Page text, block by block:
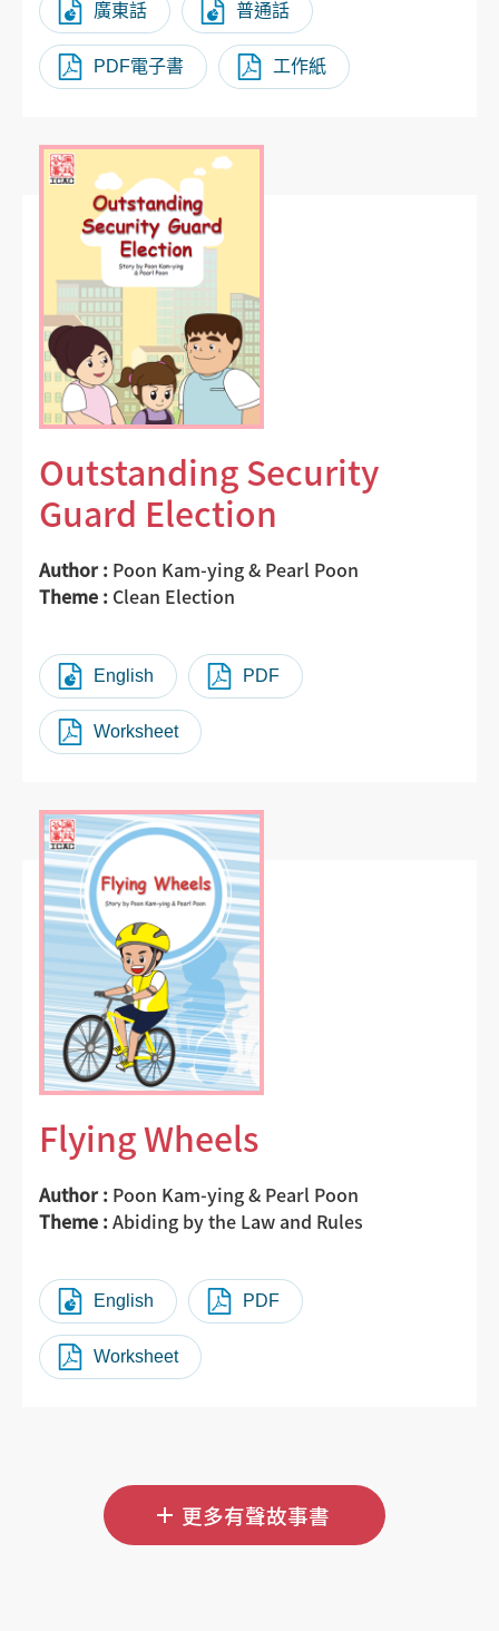
廣東話 普通話
PDF電子書 工作紙
Outstanding Security
Guard Election
Author : Poon Kam-ying & Pearl Poon
Theme : Clean Election
English PDF
Worksheet
Flying Wheels
Author : Poon Kam-ying & Pearl Poon
Theme :Abiding by the Law and Rules
English PDF
Worksheet
更多有聲故事書